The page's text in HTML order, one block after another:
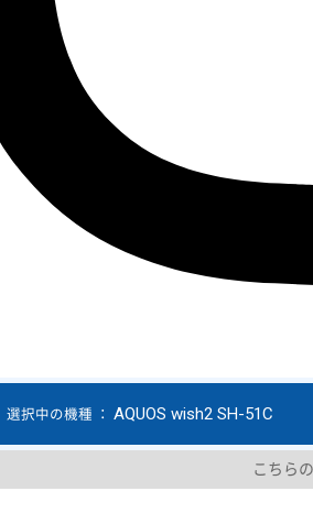
選択中の機種 ： AQUOS wish2 SH-51C
こちら